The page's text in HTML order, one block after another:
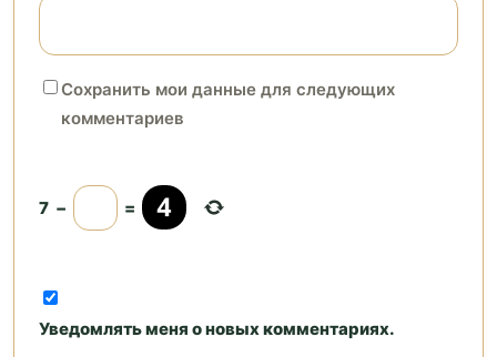
Сохранить мои данные для следующих
комментариев
7 − =
Уведомлять меня о новых комментариях.